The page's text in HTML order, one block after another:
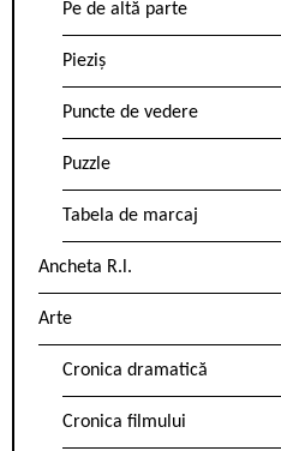
Pe de altă parte
Pieziș
Puncte de vedere
Puzzle
Tabela de marcaj
Ancheta R.l.
Arte
Cronica dramatică
Cronica filmului